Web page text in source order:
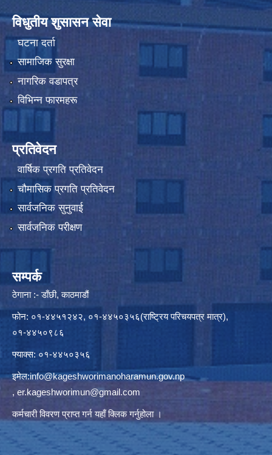
विधुतीय शुसासन सेवा
घटना दर्ता
सामाजिक सुरक्षा
नागरिक वडापत्र
विभिन्न फारमहरू
प्रतिवेदन
वार्षिक प्रगति प्रतिवेदन
चौमासिक प्रगति प्रतिवेदन
सार्वजनिक सुनुवाई
सार्वजनिक परीक्षण
सम्पर्क
ठेगाना :- डाँछी, काठमाडौं
फोन: ०१-४४५१२४२, ०१-४४५०३५६(राष्ट्रिय परिचयपत्र मात्र),
०१-४४५०९८६
फ्याक्स: ०१-४४५०३५६
इमेल:info@kageshworimanoharamun.gov.np
, er.kageshworimun@gmail.com
कर्मचारी विवरण प्राप्त गर्नयहाँ क्लिकगर्नुहोला ।